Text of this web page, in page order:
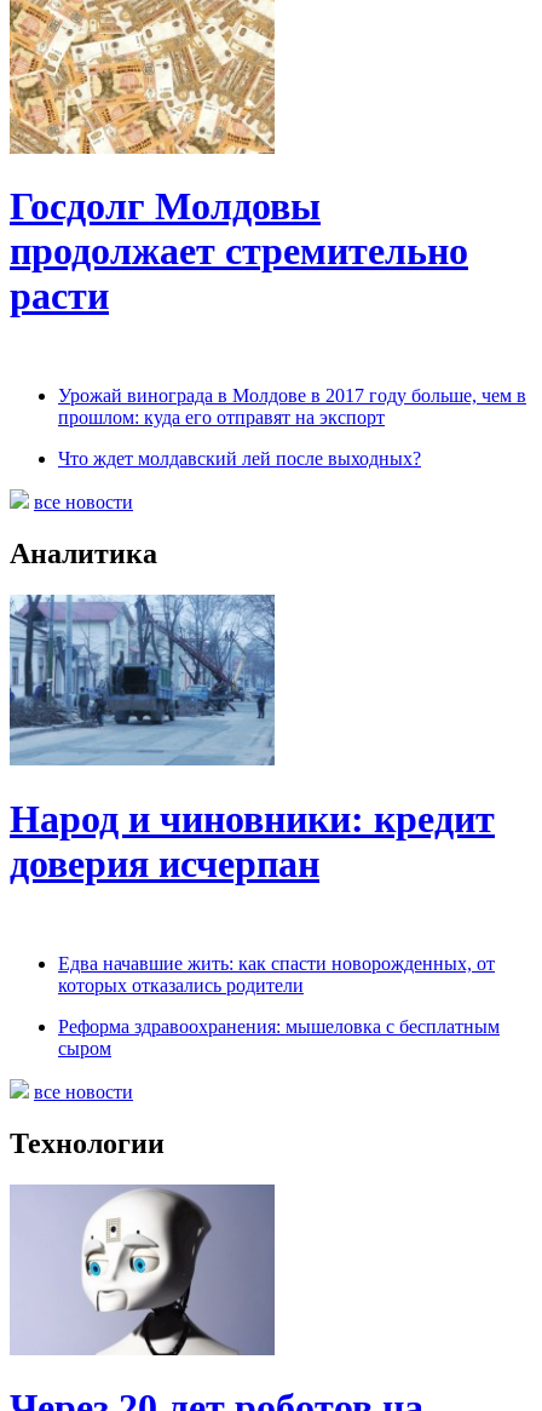
Госдолг Молдовы
продолжает стремительно
расти
Урожай винограда в Молдове в 2017 году больше, чем в
прошлом: куда его отправят на экспорт
Что ждет молдавский лей после выходных?
все новости
Аналитика
Народ и чиновники: кредит
доверия исчерпан
Едва начавшие жить: как спасти новорожденных, от
которых отказались родители
Реформа здравоохранения: мышеловка с бесплатным
сыром
все новости
Технологии